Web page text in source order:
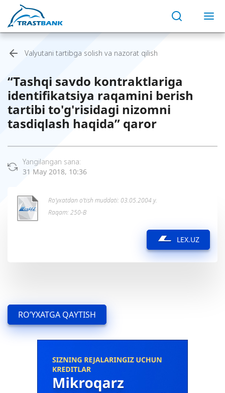
Valyutani tartibga solish va nazorat qilish
“Tashqi savdo kontraktlariga
identifikatsiya raqamini berish
tartibi to'g'risidagi nizomni
tasdiqlash haqida” qaror
Yangilangan sana:
31 May 2018, 10:36
Ro’yxatdan o’tish muddati: 03.05.2004 y.
Raqam: 250-В
LEX.UZ
RO’YXATGA QAYTISH